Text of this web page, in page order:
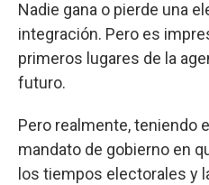
Nadie gana o pierde una
integración. Pero es
primeros lugares de la
futuro.
Pero realmente, teniendo
mandato de gobierno en
los tiempos electorales y